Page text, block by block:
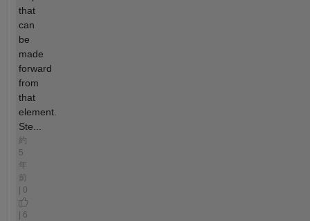
that
can
be
made
forward
from
that
element.
Ste...
約
5
年
前
| 0
| 6